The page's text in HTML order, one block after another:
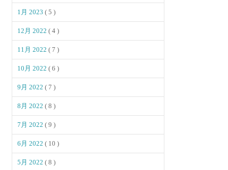
1月 2023( 5 )
12月 2022( 4 )
11月 2022( 7 )
10月 2022( 6 )
9月 2022( 7 )
8月 2022( 8 )
7月 2022( 9 )
6月 2022( 10 )
5月 2022( 8 )